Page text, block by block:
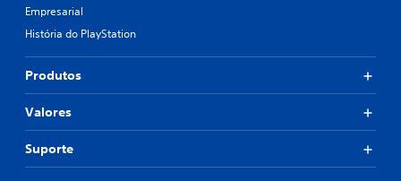
Empresarial
História do PlayStation
Produtos
Valores
Suporte